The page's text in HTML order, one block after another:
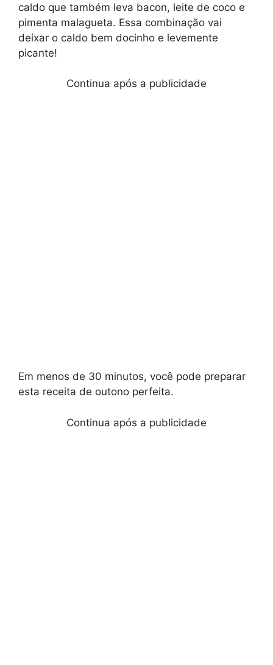
caldo que também leva bacon, leite de coco e
pimenta malagueta. Essa combinação vai
deixar o caldo bem docinho e levemente
picante!
Continua após a publicidade
Em menos de 30 minutos, você pode preparar
esta receita de outono perfeita.
Continua após a publicidade